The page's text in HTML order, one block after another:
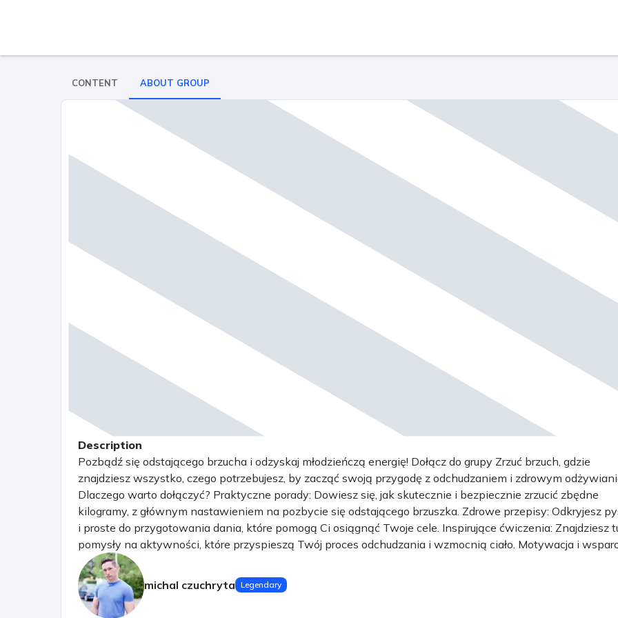
CONTENT ABOUT GROUP
Description
Pozbądź się odstającego brzucha i odzyskaj młodzieńczą energię! Dołącz do grupy Zrzuć brzuch, gdzie
znajdziesz wszystko, czego potrzebujesz, by zacząć swoją przygodę z odchudzaniem i zdrowym
Dlaczego warto dołączyć? Praktyczne porady: Dowiesz się, jak skutecznie i bezpiecznie zrzucić zbędne
kilogramy, z głównym nastawieniem na pozbycie się odstającego brzuszka. Zdrowe przepisy: Odkryjesz
i proste do przygotowania dania, które pomogą Ci osiągnąć Twoje cele. Inspirujące ćwiczenia: Znajdziesz
pomysły na aktywności, które przyspieszą Twój proces odchudzania i wzmocnią ciało. Motywacja i
Razem jest łatwiej! Znajdziesz tu osoby o podobnych celach i wyzwaniach. Nie musisz tego robić sam! W
naszej grupie znajdziesz inspirację, praktyczne wskazówki i mnóstwo pozytywnej energii. Dołącz teraz i
swoją transformację. Nie odkładaj tego na bardziej odpowiedni czas, najlepszy czas żeby zacząć dbać o
zdrowie jest zawsze dzisiaj! Zapraszam.
michal czuchryta Legendary